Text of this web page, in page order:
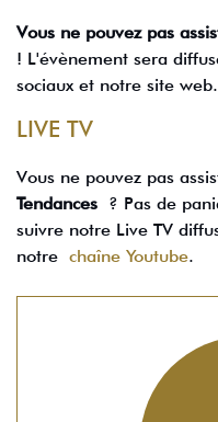
Vous ne pouvez pas
! L'évènement sera
sociaux et notre site web.
LIVE TV
Vous ne pouvez pas
Tendances ? Pas de
suivre notre Live TV
notre chaîne Youtube.